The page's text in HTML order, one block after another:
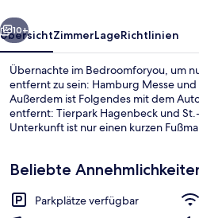
Weiter
10+
ÜbersichtZimmerLageRichtlinien
Übernachte im Bedroomforyou, um
entfernt zu sein: Hamburg Messe
Außerdem ist Folgendes mit dem
entfernt: Tierpark Hagenbeck und
Unterkunft ist nur einen kurzen
Beliebte
Parkplätze verfügbar